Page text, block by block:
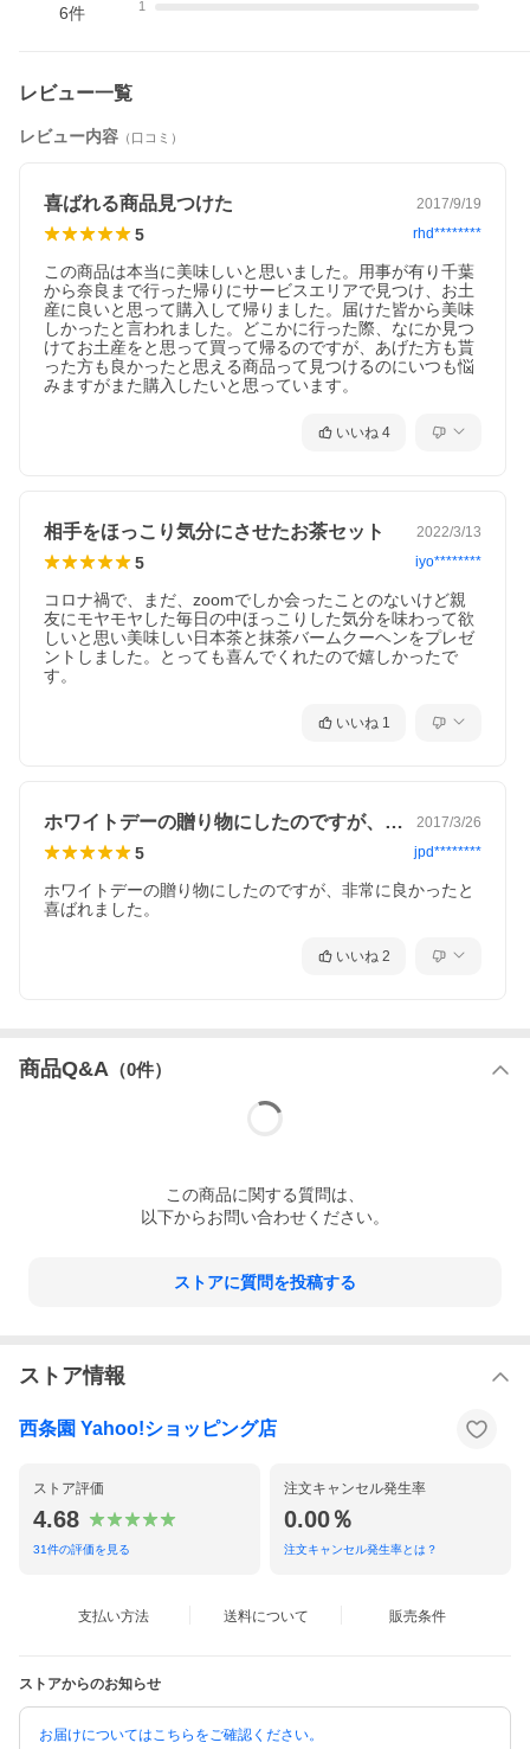
日本ギフト大賞は、日本人の心に宿る温かさを形にし、日本中の
文化と産業を豊かにしていくために創設されました。
6件 1
レビュー一覧
レビュー内容 （口コミ）
喜ばれる商品見つけた 2017/9/19
5 rhd********
この商品は本当に美味しいと思いました。用事が有り千葉
から奈良まで行った帰りにサービスエリアで見つけ、お土
産に良いと思って購入して帰りました。届けた皆から美味
しかったと言われました。どこかに行った際、なにか見つ
けてお土産をと思って買って帰るのですが、あげた方も貰
った方も良かったと思える商品って見つけるのにいつも悩
みますがまた購入したいと思っています。
いいね 4
相手をほっこり気分にさせたお茶セット 2022/3/13
5 iyo********
コロナ禍で、まだ、zoomでしか会ったことのないけど親
友にモヤモヤした毎日の中ほっこりした気分を味わって欲
しいと思い美味しい日本茶と抹茶バームクーヘンをプレゼ
ントしました。とっても喜んでくれたので嬉しかったで
す。
いいね 1
ホワイトデーの贈り物にしたのですが、非… 2017/3/26
5 jpd********
ホワイトデーの贈り物にしたのですが、非常に良かったと
喜ばれました。
いいね 2
商品Q&A （0件）
この商品に関する質問は、
以下からお問い合わせください。
ストアに質問を投稿する
ストア情報
西条園 Yahoo!ショッピング店
ストア評価
4.68
31件の評価を見る
注文キャンセル発生率
0.00％
注文キャンセル発生率とは？
支払い方法 送料について 販売条件
ストアからのお知らせ
お届けについてはこちらをご確認ください。